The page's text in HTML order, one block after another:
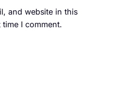
and website in this
I comment.